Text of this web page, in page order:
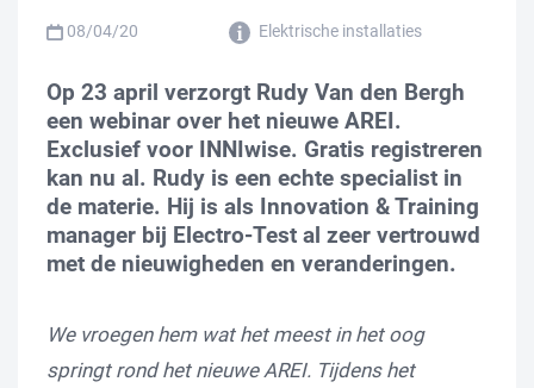
08/04/20 Elektrische installaties
Op 23 april verzorgt Rudy Van den Bergh
een webinar over het nieuwe AREI.
Exclusief voor INNIwise. Gratis registreren
kan nu al. Rudy is een echte specialist in
de materie. Hij is als Innovation & Training
manager bij Electro-Test al zeer vertrouwd
met de nieuwigheden en veranderingen.
We vroegen hem wat het meest in het oog
springt rond het nieuwe AREI. Tijdens het